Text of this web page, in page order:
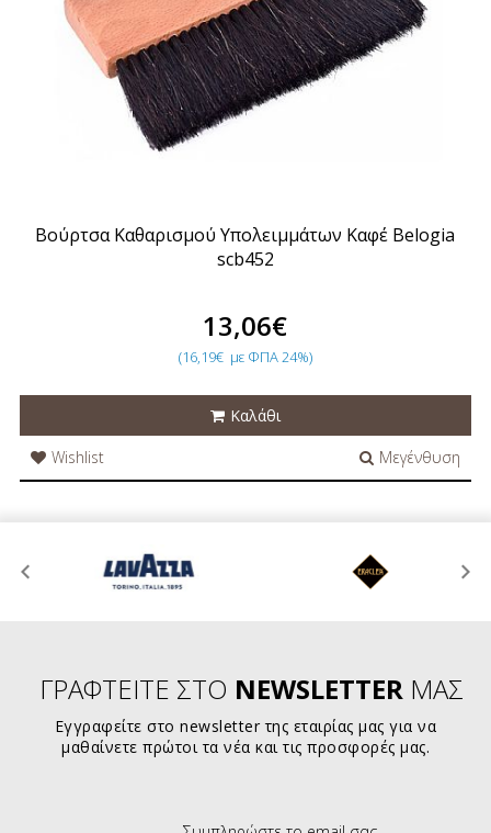
Βούρτσα Καθαρισμού Υπολειμμάτων Καφέ Belogia
scb452
13,06€
(16,19€ με ΦΠΑ 24%)
Καλάθι
Wishlist
Μεγένθυση
ΓΡΑΦΤΕΙΤΕ ΣΤΟ NEWSLETTERΜΑΣ
Εγγραφείτε στο newsletter της εταιρίας μας για να
μαθαίνετε πρώτοι τα νέα και τις προσφορές μας.